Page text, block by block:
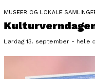
MUSEER OG LOKALE
Lørdag 13. september - hele